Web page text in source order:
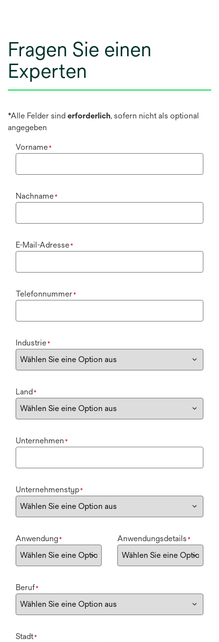
Fragen Sie einen
Experten
*Alle Felder sind erforderlich, sofern nicht als optional
angegeben
Vorname*
Nachname*
E-Mail-Adresse*
Telefonnummer*
Industrie*
Land *
Unternehmen *
Unternehmenstyp*
Anwendung* Anwendungsdetails *
Beruf*
Stadt*